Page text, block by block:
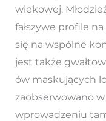
wiekowej.
fałszywe profile
się na wspólne
jest także
ów maskujących
zaobserwowano
wprowadzeniu